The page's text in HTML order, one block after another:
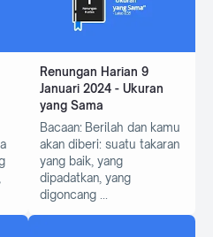
Renungan Harian 9
Januari 2024 - Ukuran
yang Sama
Bacaan: Berilah dan kamu
akan diberi: suatu takaran
yang baik, yang
dipadatkan, yang
digoncang